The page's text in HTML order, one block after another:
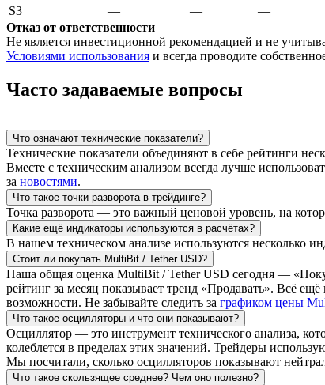
S3
— — —
Отказ от ответственности
Не является инвестиционной рекомендацией и не
Условиями использования и всегда проводите
Часто задаваемые вопросы
Что означают технические показатели?
Технические показатели объединяют в себе рейтинги
Вместе с техническим анализом всегда лучше
за новостями.
Что такое точки разворота в трейдинге?
Точка разворота — это важный ценовой уровень, на
Какие ещё индикаторы используются в расчётах?
В нашем техническом анализе используются несколько
Стоит ли покупать MultiBit / Tether USD?
Наша общая оценка MultiBit / Tether USD сегодня —
рейтинг за месяц показывает тренд «Продавать». Всё
возможности. Не забывайте следить за графиком цены
Что такое осцилляторы и что они показывают?
Осциллятор — это инструмент технического анализа,
колеблется в пределах этих значений. Трейдеры
Мы посчитали, сколько осцилляторов показывают
Что такое скользящее среднее? Чем оно полезно?